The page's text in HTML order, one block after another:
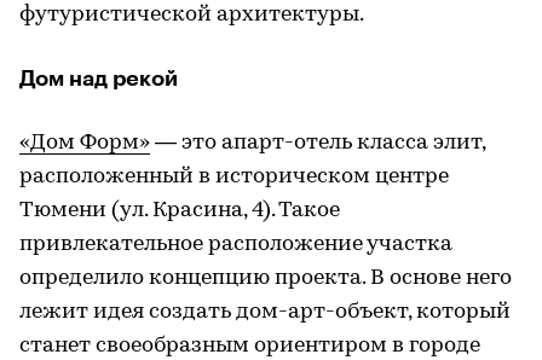
футуристической архитектуры.
Дом над рекой
«Дом Форм» — это апарт-отель класса элит,
расположенный в историческом центре
Тюмени (ул. Красина, 4). Такое
привлекательное расположение участка
определило концепцию проекта. В основе него
лежит идея создать дом-арт-объект, который
станет своеобразным ориентиром в городе